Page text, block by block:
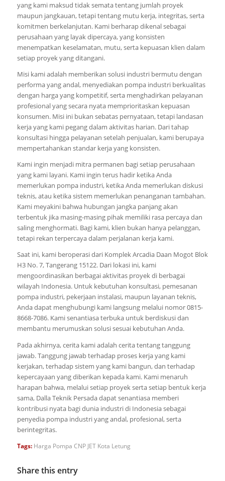
yang kami maksud tidak semata tentang jumlah proyek
maupun jangkauan, tetapi tentang mutu kerja, integritas, serta
komitmen berkelanjutan. Kami berharap dikenal sebagai
perusahaan yang layak dipercaya, yang konsisten
menempatkan keselamatan, mutu, serta kepuasan klien dalam
setiap proyek yang ditangani.
Misi kami adalah memberikan solusi industri bermutu dengan
performa yang andal, menyediakan pompa industri berkualitas
dengan harga yang kompetitif, serta menghadirkan pelayanan
profesional yang secara nyata memprioritaskan kepuasan
konsumen. Misi ini bukan sebatas pernyataan, tetapi landasan
kerja yang kami pegang dalam aktivitas harian. Dari tahap
konsultasi hingga pelayanan setelah penjualan, kami berupaya
mempertahankan standar kerja yang konsisten.
Kami ingin menjadi mitra permanen bagi setiap perusahaan
yang kami layani. Kami ingin terus hadir ketika Anda
memerlukan pompa industri, ketika Anda memerlukan diskusi
teknis, atau ketika sistem memerlukan penanganan tambahan.
Kami meyakini bahwa hubungan jangka panjang akan
terbentuk jika masing-masing pihak memiliki rasa percaya dan
saling menghormati. Bagi kami, klien bukan hanya pelanggan,
tetapi rekan terpercaya dalam perjalanan kerja kami.
Saat ini, kami beroperasi dari Komplek Arcadia Daan Mogot Blok
H3 No. 7, Tangerang 15122. Dari lokasi ini, kami
mengoordinasikan berbagai aktivitas proyek di berbagai
wilayah Indonesia. Untuk kebutuhan konsultasi, pemesanan
pompa industri, pekerjaan instalasi, maupun layanan teknis,
Anda dapat menghubungi kami langsung melalui nomor 0815-
8668-7086. Kami senantiasa terbuka untuk berdiskusi dan
membantu merumuskan solusi sesuai kebutuhan Anda.
Pada akhirnya, cerita kami adalah cerita tentang tanggung
jawab. Tanggung jawab terhadap proses kerja yang kami
kerjakan, terhadap sistem yang kami bangun, dan terhadap
kepercayaan yang diberikan kepada kami. Kami menaruh
harapan bahwa, melalui setiap proyek serta setiap bentuk kerja
sama, Dalla Teknik Persada dapat senantiasa memberi
kontribusi nyata bagi dunia industri di Indonesia sebagai
penyedia pompa industri yang andal, profesional, serta
berintegritas.
Tags: Harga Pompa CNP JET Kota Letung
Share this entry